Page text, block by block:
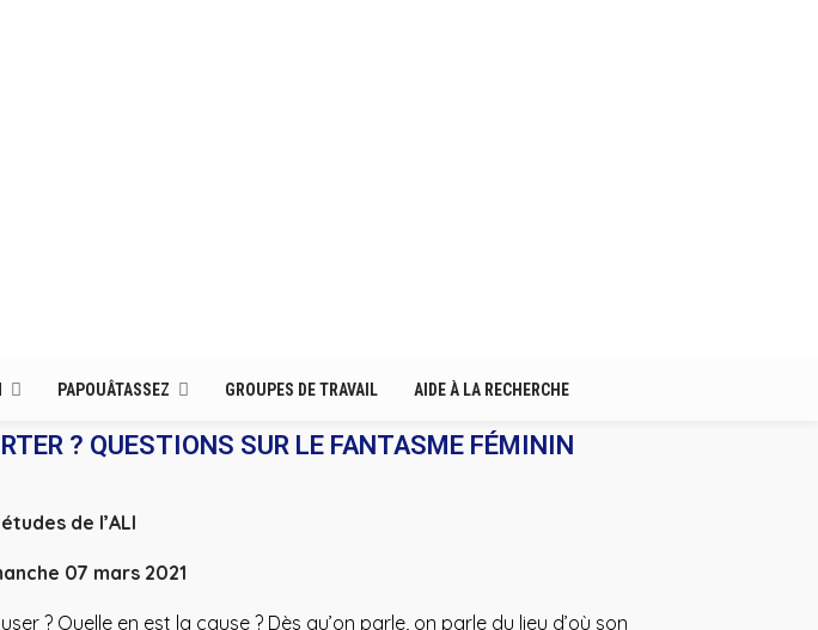
PAPOUÂTASSEZ GROUPES DE TRAVAIL AIDE À LA RECHERCHE
? QUESTIONS SUR LE FANTASME FÉMININ
de l’ALI
07 mars 2021
? Quelle en est la cause ? Dès qu’on parle, on parle du lieu d’où son